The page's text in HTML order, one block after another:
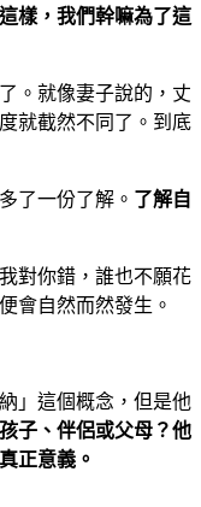
樣，我們幹嘛為了這
。就像妻子說的，丈
就截然不同了。到底
了一份了解。 了解自
對你錯，誰也不願花
會自然而然發生。
」這個概念，但是他
子、伴侶或父母？他
正意義。